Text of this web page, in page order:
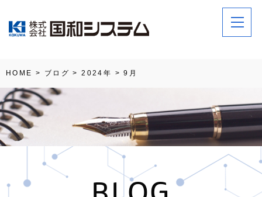
HOME > ブログ >2024年 >9月